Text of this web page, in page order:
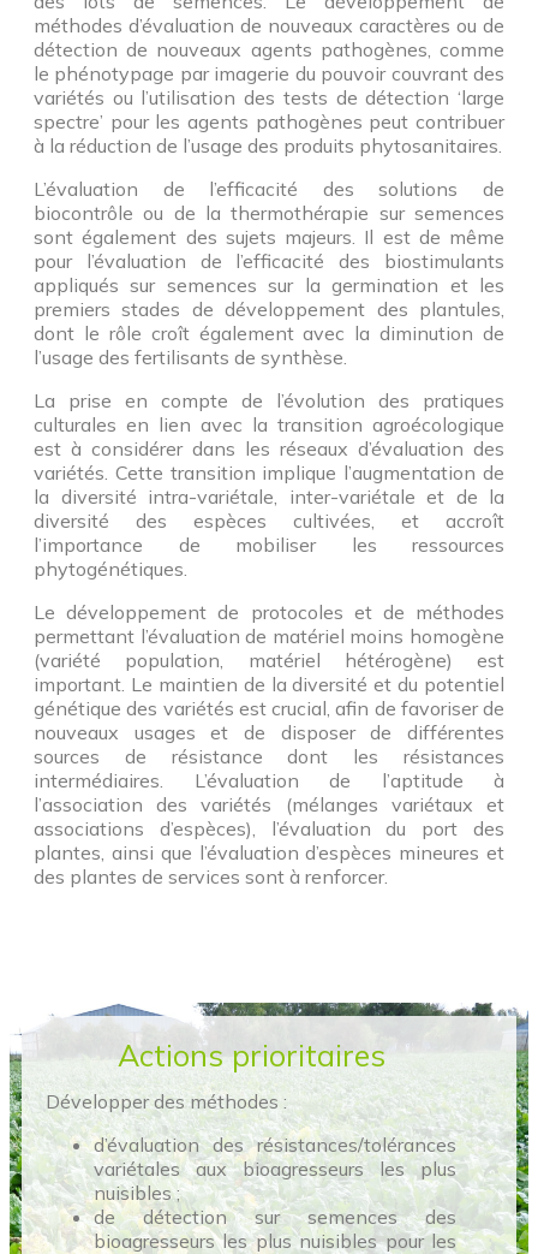
méthodes d’évaluation de nouveaux caractères ou de
détection de nouveaux agents pathogènes, comme
le phénotypage par imagerie du pouvoir couvrant des
variétés ou l’utilisation des tests de détection ‘large
spectre’ pour les agents pathogènes peut contribuer
à la réduction de l’usage des produits phytosanitaires.
L’évaluation de l’efficacité des solutions de
biocontrôle ou de la thermothérapie sur semences
sont également des sujets majeurs. Il est de même
pour l’évaluation de l’efficacité des biostimulants
appliqués sur semences sur la germination et les
premiers stades de développement des plantules,
dont le rôle croît également avec la diminution de
l’usage des fertilisants de synthèse.
La prise en compte de l’évolution des pratiques
culturales en lien avec la transition agroécologique
est à considérer dans les réseaux d’évaluation des
variétés. Cette transition implique l’augmentation de
la diversité intra-variétale, inter-variétale et de la
diversité des espèces cultivées, et accroît
l’importance de mobiliser les ressources
phytogénétiques.
Le développement de protocoles et de méthodes
permettant l’évaluation de matériel moins homogène
(variété population, matériel hétérogène) est
important. Le maintien de la diversité et du potentiel
génétique des variétés est crucial, afin de favoriser de
nouveaux usages et de disposer de différentes
sources de résistance dont les résistances
intermédiaires. L’évaluation de l’aptitude à
l’association des variétés (mélanges variétaux et
associations d’espèces), l’évaluation du port des
plantes, ainsi que l’évaluation d’espèces mineures et
des plantes de services sont à renforcer.
Actions prioritaires
Développer des méthodes :
d’évaluation des résistances/tolérances
variétales aux bioagresseurs les plus
nuisibles ;
de détection sur semences des
bioagresseurs les plus nuisibles pour les